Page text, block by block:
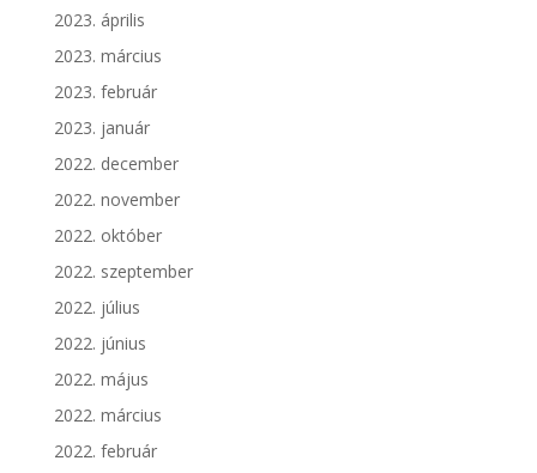
2023. április
2023. március
2023. február
2023. január
2022. december
2022. november
2022. október
2022. szeptember
2022. július
2022. június
2022. május
2022. március
2022. február